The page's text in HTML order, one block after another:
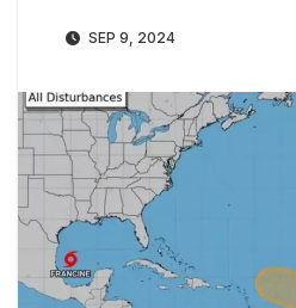
SEP 9, 2024